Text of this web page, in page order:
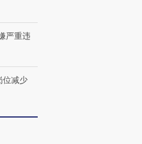
【商旅对话】华住集团
CFO：不靠规模取胜，华
严重违
位减少